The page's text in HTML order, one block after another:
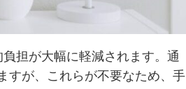
担が大幅に軽減されます。通
すが、これらが不要なため、手